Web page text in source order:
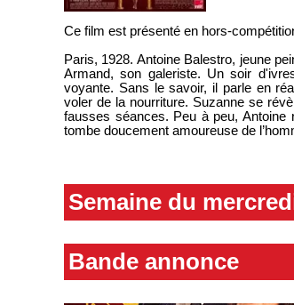
Ce film est présenté en hors-
Paris, 1928. Antoine Balestro, jeune
Armand, son galeriste. Un soir
voyante. Sans le savoir, il parle en
voler de la nourriture. Suzanne se
fausses séances. Peu à peu, Antoine
tombe doucement amoureuse de
Semaine du
Bande annonce